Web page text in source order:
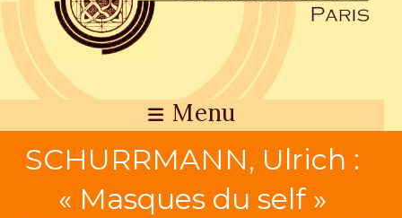
Menu
SCHURRMANN, Ulrich :
« Masques du self »